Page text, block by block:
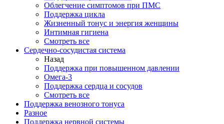
Облегчение симптомов при ПМС
Поддержка цикла
Жизненный тонус и энергия женщины
Интимная гигиена
Смотреть все
Сердечно-сосудистая система
Назад
Поддержка при повышенном давлении
Омега-3
Поддержка сердца и сосудов
Смотреть все
Поддержка венозного тонуса
Разное
Поддержка нервной системы